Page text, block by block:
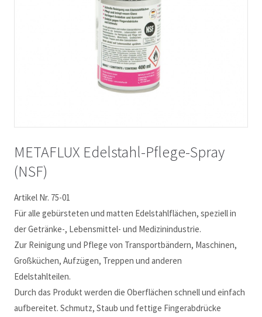
METAFLUX Edelstahl-Pflege-Spray
(NSF)
Artikel Nr. 75-01
Für alle gebürsteten und matten Edelstahlflächen, speziell in
der Getränke-, Lebensmittel- und Medizinindustrie.
Zur Reinigung und Pflege von Transportbändern, Maschinen,
Großküchen, Aufzügen, Treppen und anderen
Edelstahlteilen.
Durch das Produkt werden die Oberflächen schnell und einfach
aufbereitet. Schmutz, Staub und fettige Fingerabdrücke